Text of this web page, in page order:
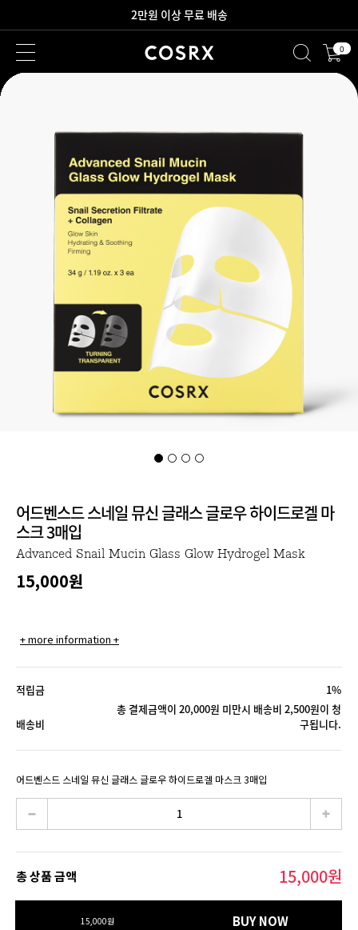
새로워진 회원 혜택을 만나보세요!
2만원 이상 무료 배송 0
어드벤스드 스네일 뮤신 글래스 글로우 하이드로겔 마
스크 3매입
Advanced Snail Mucin Glass Glow Hydrogel Mask
15,000원
+ more information +
적립금 1%
배송비
총 결제금액이 20,000원 미만시 배송비 2,500원이 청
구됩니다.
어드벤스드 스네일 뮤신 글래스 글로우 하이드로겔 마스크 3매입
총 상품 금액 15,000원
15,000원 BUY NOW